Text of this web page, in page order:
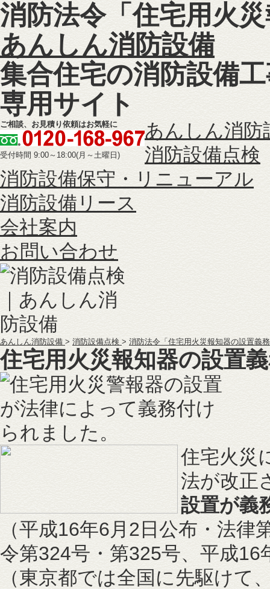
消防法令「住宅用火
あんしん消防設備
集合住宅の消防設備
専用サイト
ご相談、お見積り依頼はお気軽に
受付時間 9:00～18:00(月～土曜日)
あんしん消防
消防設備点検
消防設備保守・リニューアル
消防設備リース
会社案内
お問い合わせ
あんしん消防設備 > 消防設備点検 > 消防法令「住宅用火災報知器の設置義
住宅用火災報知器の設置
住宅火災
法が改正
設置が義
（平成16年6月2日公布・法
令第324号・第325号、平成
（東京都では全国に先駆けて